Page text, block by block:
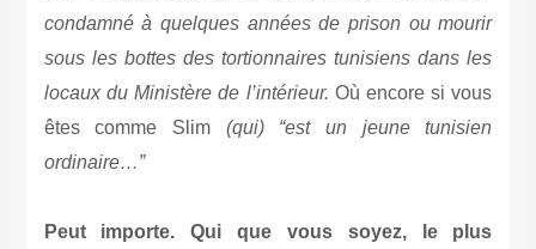
condamné à quelques années de prison ou mourir
sous les bottes des tortionnaires tunisiens dans les
locaux du Ministère de l’intérieur. Où encore si vous
êtes comme Slim(qui) “est un jeune tunisien
ordinaire…”
Peut importe. Qui que vous soyez, le plus